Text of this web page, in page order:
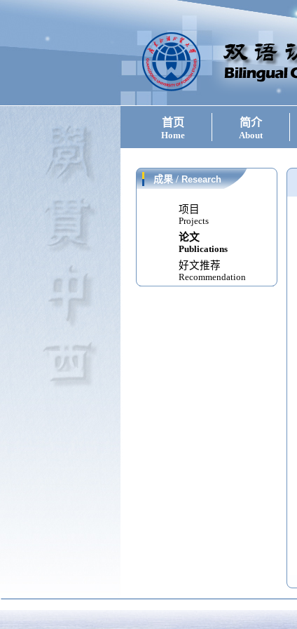
首页
Home
简介
About
成果/Research
项目
Projects
论文
Publications
好文推荐
Recommendation